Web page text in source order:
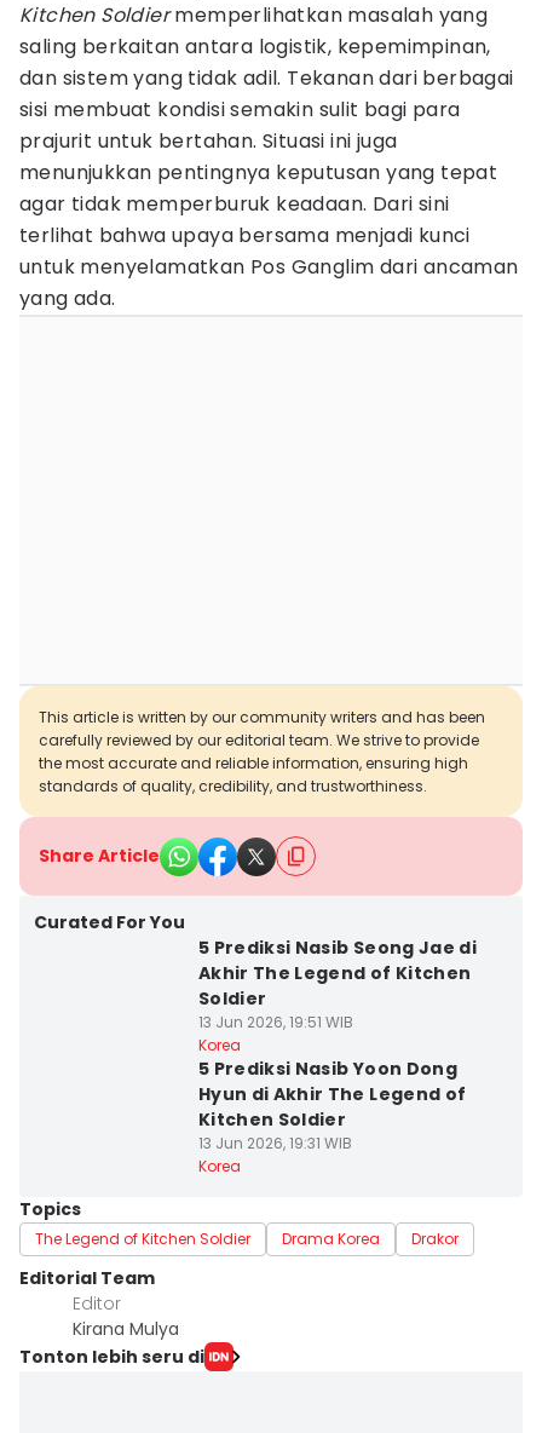
Kitchen Soldiermemperlihatkan masalah yang
saling berkaitan antara logistik, kepemimpinan,
dan sistem yang tidak adil. Tekanan dari berbagai
sisi membuat kondisi semakin sulit bagi para
prajurit untuk bertahan. Situasi ini juga
menunjukkan pentingnya keputusan yang tepat
agar tidak memperburuk keadaan. Dari sini
terlihat bahwa upaya bersama menjadi kunci
untuk menyelamatkan Pos Ganglim dari ancaman
yang ada.
This article is written by our community writers and has been
carefully reviewed by our editorial team. We strive to provide
the most accurate and reliable information, ensuring high
standards of quality, credibility, and trustworthiness.
Share Article
Curated For You
5 Prediksi Nasib Seong Jae di
Akhir The Legend of Kitchen
Soldier
13 Jun 2026, 19:51 WIB
Korea
5 Prediksi Nasib Yoon Dong
Hyun di Akhir The Legend of
Kitchen Soldier
13 Jun 2026, 19:31 WIB
Korea
Topics
The Legend of Kitchen Soldier Drama Korea Drakor
Editorial Team
Editor
Kirana Mulya
Tonton lebih seru di